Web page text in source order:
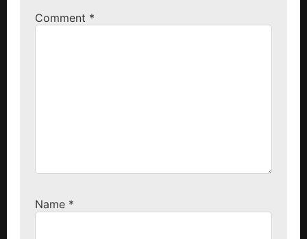
Comment *
Name *